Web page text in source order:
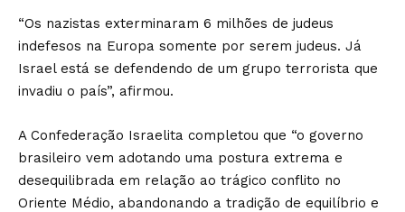
“Os nazistas exterminaram 6 milhões de judeus
indefesos na Europa somente por serem judeus. Já
Israel está se defendendo de um grupo terrorista que
invadiu o país”, afirmou.
A Confederação Israelita completou que “o governo
brasileiro vem adotando uma postura extrema e
desequilibrada em relação ao trágico conflito no
Oriente Médio, abandonando a tradição de equilíbrio e